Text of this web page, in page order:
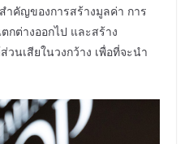
คัญของการสร้างมูลค่า การ
ต่างออกไป และสร้าง
นเสียในวงกว้าง เพื่อที่จะนำ